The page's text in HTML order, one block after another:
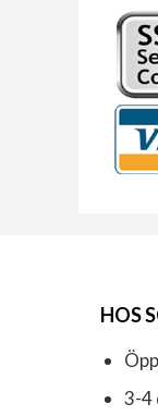
HOS
3-4